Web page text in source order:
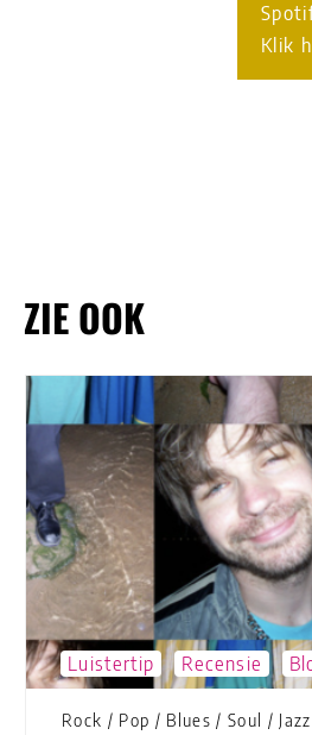
Klik
ZIE OOK
Luistertip Recensie
Rock / Pop / Blues / Soul / Jazz